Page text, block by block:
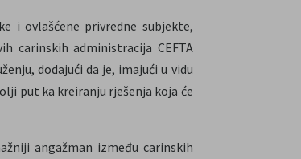
i ovlašćene privredne subjekte,
carinskih administracija CEFTA
dodajući da je, imajući u vidu
put ka kreiranju rješenja koja će
angažman između carinskih